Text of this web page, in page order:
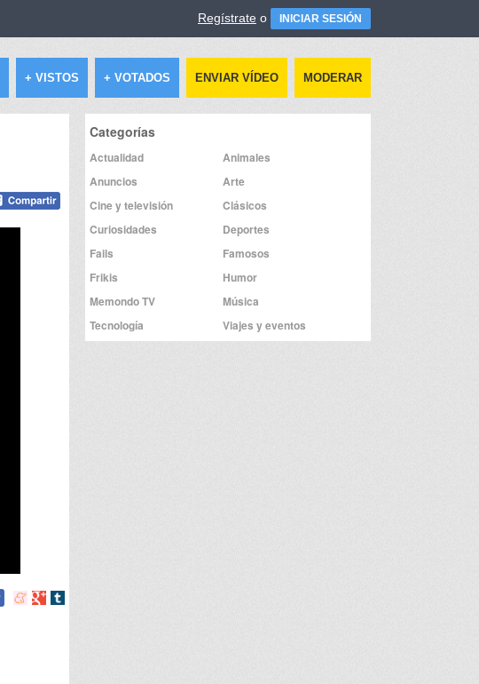
Regístrate o INICIAR SESIÓN
+ VISTOS + VOTADOS ENVIAR VÍDEO MODERAR
Compartir
Compartir
Compartir
Categorías
Actualidad
Animales
Anuncios
Arte
Cine y televisión
Clásicos
Curiosidades
Deportes
Fails
Famosos
Frikis
Humor
Memondo TV
Música
Tecnología
Viajes y eventos